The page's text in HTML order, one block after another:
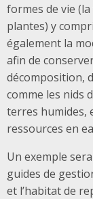
formes de vie
plantes) y
également la
afin de
décomposition,
comme les nids
terres humides,
ressources en
Un exemple
guides de
et l’habitat de